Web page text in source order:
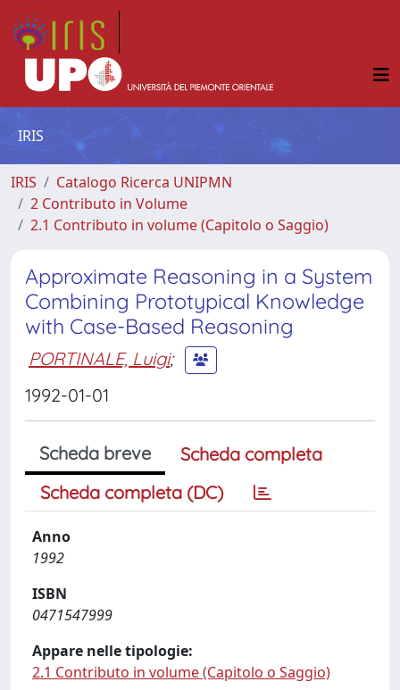
IRIS
IRIS
Catalogo Ricerca UNIPMN
2 Contributo in Volume
2.1 Contributo in volume (Capitolo o Saggio)
Approximate Reasoning in a System
Combining Prototypical Knowledge
with Case-Based Reasoning
PORTINALE, Luigi;
1992-01-01
Scheda breve
Scheda completa
Scheda completa (DC)
Anno
1992
ISBN
0471547999
Appare nelle tipologie:
2.1 Contributo in volume (Capitolo o Saggio)